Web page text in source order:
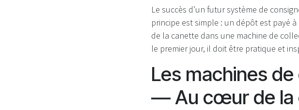
Le succès d’un futur système de
principe est simple : un dépôt est payé
de la canette dans une machine de
le premier jour, il doit être pratique et
Les machines
— Au cœur de la